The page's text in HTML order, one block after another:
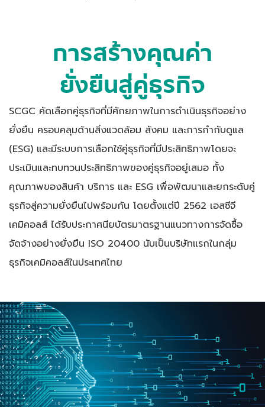
การสร้างคุณค่า
ยั่งยืนสู่คู่ธุรกิจ
SCGC คัดเลือกคู่ธุรกิจที่มีศักยภาพในการดำเนินธุรกิจอย่าง
ยั่งยืน ครอบคลุมด้านสิ่งแวดล้อม สังคม และการกำกับดูแล
(ESG) และมีระบบการเลือกใช้คู่ธุรกิจที่มีประสิทธิภาพโดยจะ
ประเมินและทบทวนประสิทธิภาพของคู่ธุรกิจอยู่เสมอ ทั้ง
คุณภาพของสินค้า บริการ และ ESG เพื่อพัฒนาและยกระดับคู่
ธุรกิจสู่ความยั่งยืนไปพร้อมกัน โดยตั้งแต่ปี 2562 เอสซีจี
เคมิคอลส์ ได้รับประกาศนียบัตรมาตรฐานแนวทางการจัดซื้อ
จัดจ้างอย่างยั่งยืน ISO 20400 นับเป็นบริษัทแรกในกลุ่ม
ธุรกิจเคมิคอลส์ในประเทศไทย